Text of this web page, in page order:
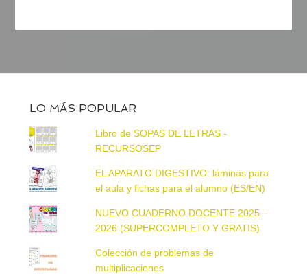
LO MÁS POPULAR
Libro de SOPAS DE LETRAS -
RECURSOSEP
EL APARATO DIGESTIVO: láminas para
el aula y fichas para el alumno (ES/EN)
NUEVO CUADERNO DOCENTE 2025 –
2026 (SUPERCOMPLETO Y GRATIS)
Colección de problemas de
multiplicaciones